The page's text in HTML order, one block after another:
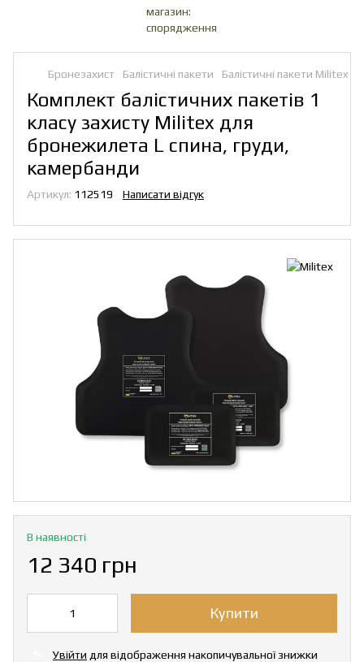
Бронезахист Балістичні пакети Балістичні пакети Militex
Комплект балістичних пакетів 1
класу захисту Militex для
бронежилета L спина, груди,
камербанди
Артикул: 112519 Написати відгук
В наявності
12 340 грн
Купити
Увійти для відображення накопичувальної знижки